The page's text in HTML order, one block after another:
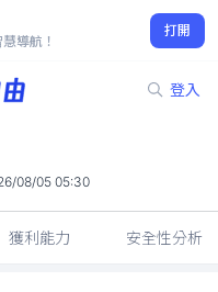
導航！
打開
登入
08/05 05:30
獲利能力 安全性分析